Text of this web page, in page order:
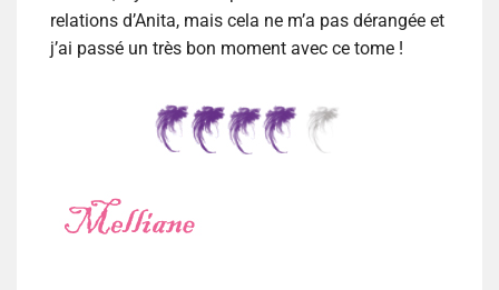
relations d’Anita, mais cela ne m’a pas dérangée et
j’ai passé un très bon moment avec ce tome !